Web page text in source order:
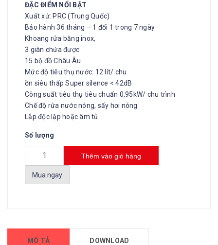
ĐẶC ĐIỂM NỔI BẬT
Xuất xứ: PRC (Trung Quốc)
Bảo hành 36 tháng – 1 đổi 1 trong 7 ngày
Khoang rửa bằng inox,
3 giàn chứa được
15 bộ đồ Châu Âu
Mức độ tiêu thụ nước: 12 lít/ chu
ồn siêu thấp Super silence < 42dB
Công suất tiêu thụ tiêu chuẩn 0,95kW/ chu trình
Chế độ rửa nước nóng, sấy hơi nóng
Lắp độc lập hoặc âm tủ
Số lượng
Thêm vào giỏ hàng
Mua ngay
MÔ TẢ DOWNLOAD